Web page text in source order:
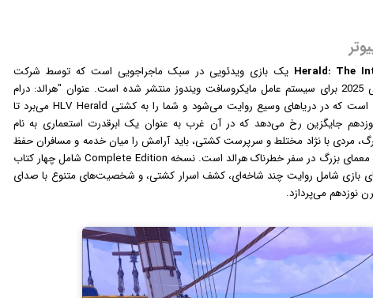
Herald: The یک بازی ویدئویی در سبک ماجراجویی است که توسط شرکت
ویندوز منتشر شده است. عنوان "هرالد: درام
تاریخی تعاملی" یک بازی ماجراجویی مبتنی بر انتخاب است که در دریاهای وسیع روایت می‌شود و شما را به کشتی HLV Herald می‌برد تا
جایگزین رخ می‌دهد که در آن غرب به عنوان یک ابرقدرت استعماری به نام
با نژاد مختلط و سرپرست کشتی، باید آرامش را میان خدمه و مسافران حفظ
کنید. وظیفه شما حل مشاجرات روزانه آن‌ها و کشف یک معمای بزرگ در سفر خطرناک هرالد است. نسخه Complete Edition شامل چهار کتاب
بازی شامل روایت چند شاخه‌ای، کشف اسرار کشتی، و شخصیت‌های متنوع با صدای
نوزدهم می‌پردازد.